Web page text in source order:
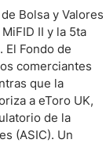
Bolsa y Valores
II y la 5ta
El Fondo de
comerciantes
que la
a eToro UK,
de la
(ASIC). Un